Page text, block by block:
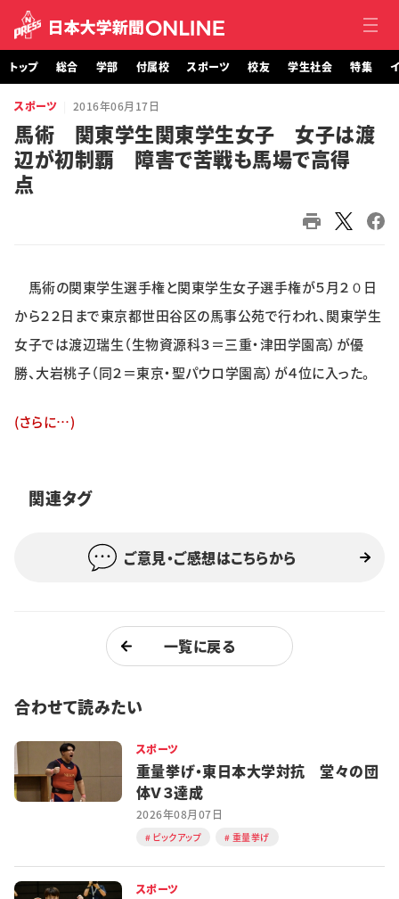
トップ
総合
スポーツ
学生社会
特集・企画
トップ 総合 学部 付属校 スポーツ 校友 学生社会 特集
スポーツ 2016年06月17日
馬術 関東学生関東学生女子 女子は渡
辺が初制覇 障害で苦戦も馬場で高得
点
馬術の関東学生選手権と関東学生女子選手権が５月２０日
から２２日まで東京都世田谷区の馬事公苑で行われ、関東学生
女子では渡辺瑞生（生物資源科３＝三重・津田学園高）が優
勝、大岩桃子（同２＝東京・聖パウロ学園高）が４位に入った。
(さらに…)
関連タグ
ご意見・ご感想はこちらから
一覧に戻る
合わせて読みたい
スポーツ
重量挙げ・東日本大学対抗 堂々の団
体Ｖ３達成
2026年08月07日
ピックアップ 重量挙げ
スポーツ